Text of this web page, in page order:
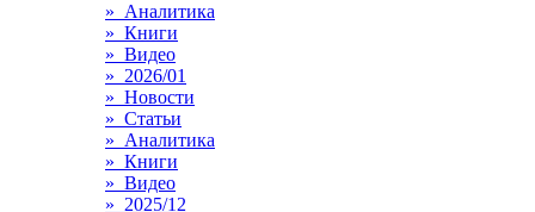
» Аналитика
» Книги
» Видео
» 2026/01
» Новости
» Статьи
» Аналитика
» Книги
» Видео
» 2025/12